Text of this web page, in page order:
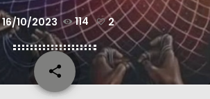
16/10/2023 114 2
share
email